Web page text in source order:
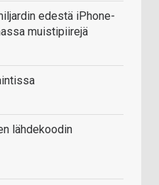
edestä iPhone-
muistipiirejä
lähdekoodin